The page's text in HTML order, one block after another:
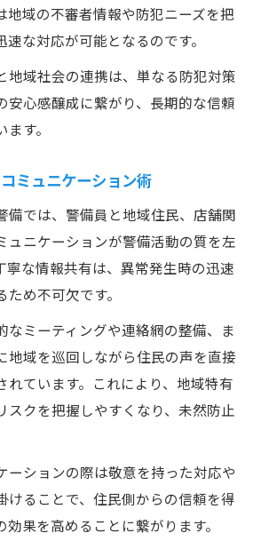
地域の不審者情報や防犯ニーズを把
な対応が可能となるのです。
地域社会の連携は、単なる防犯対策
安心感醸成に繋がり、長期的な信頼
す。
ミュニケーション術
備では、警備員と地域住民、店舗関
ュニケーションが警備活動の質を左
寧な情報共有は、異常発生時の迅速
め不可欠です。
なミーティングや連絡網の整備、ま
地域を巡回しながら住民の声を直接
れています。これにより、地域特有
スクを把握しやすくなり、未然防止
ーションの際は敬意を持った対応や
けることで、住民側からの信頼を得
果を高めることに繋がります。